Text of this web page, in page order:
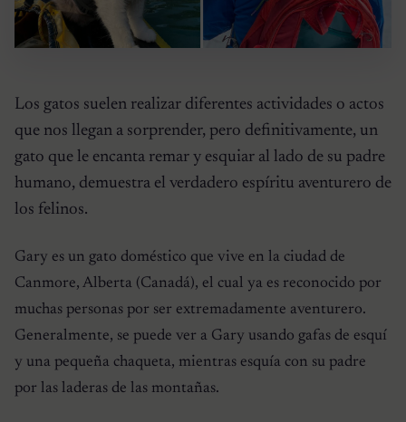
Los gatos suelen realizar diferentes actividades o actos
que nos llegan a sorprender, pero definitivamente, un
gato que le encanta remar y esquiar al lado de su padre
humano, demuestra el verdadero espíritu aventurero de
los felinos.
Gary es un gato doméstico que vive en la ciudad de
Canmore, Alberta (Canadá), el cual ya es reconocido por
muchas personas por ser extremadamente aventurero.
Generalmente, se puede ver a Gary usando gafas de esquí
y una pequeña chaqueta, mientras esquía con su padre
por las laderas de las montañas.